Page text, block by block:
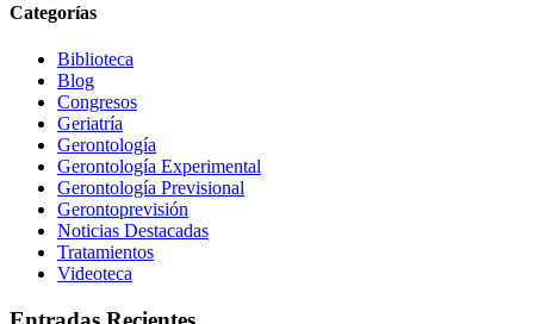
Categorías
Biblioteca
Blog
Congresos
Geriatría
Gerontología
Gerontología Experimental
Gerontología Previsional
Gerontoprevisión
Noticias Destacadas
Tratamientos
Videoteca